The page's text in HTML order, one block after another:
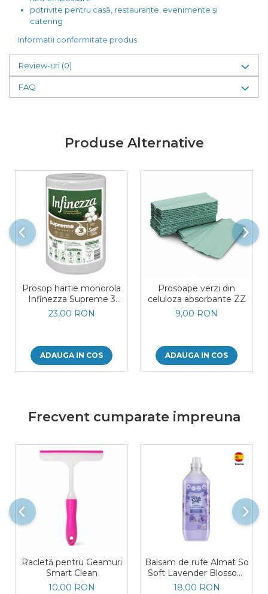
potrivite pentru casă, restaurante, evenimente și
catering
Informatii conformitate produs
Review-uri (0)
FAQ
Produse Alternative
Prosop hartie monorola
Infinezza Supreme 3
straturi 100 foi
23,00 RON
ADAUGA IN COS
Prosoape verzi din
celuloza absorbante ZZ
9,00 RON
ADAUGA IN COS
Frecvent cumparate impreuna
Racletă pentru Geamuri
Smart Clean
10,00 RON
Balsam de rufe Almat So
Soft Lavender Blossom
Spania 1,26L
18,00 RON